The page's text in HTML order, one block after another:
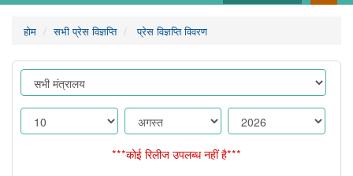
होम सभी प्रेस विज्ञप्ति प्रेस विज्ञप्ति विवरण
***कोई रिलीज उपलब्ध नहीं है***